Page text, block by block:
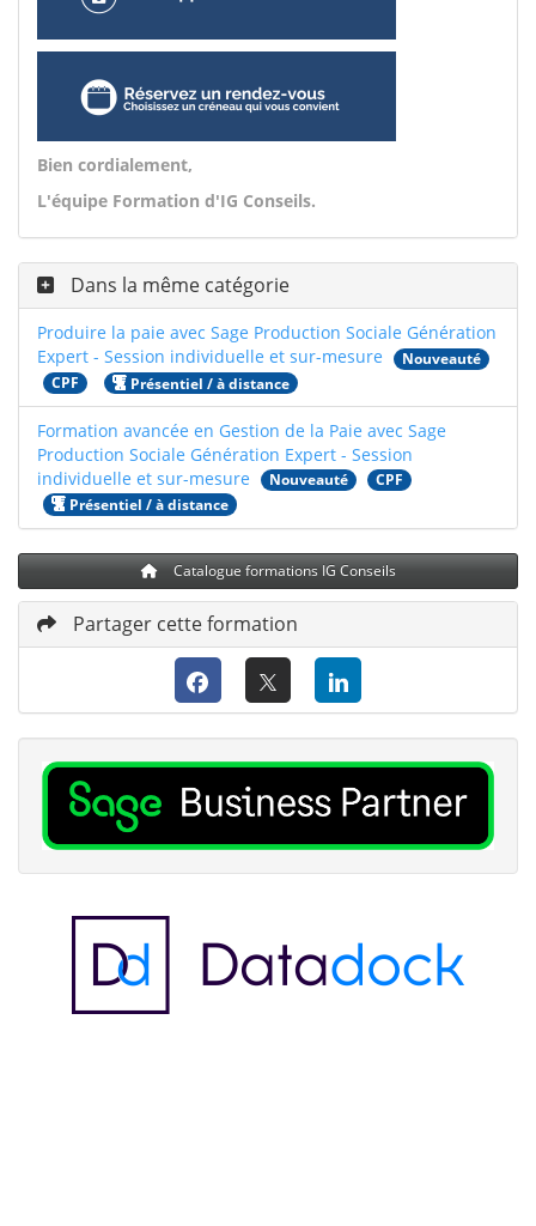
Bien cordialement,
L'équipe Formation d'IG Conseils.
Dans la même catégorie
Produire la paie avec Sage Production Sociale Génération
Expert - Session individuelle et sur-mesure
Nouveauté
CPF
Présentiel / à distance
Formation avancée en Gestion de la Paie avec Sage
Production Sociale Génération Expert - Session
individuelle et sur-mesure
Nouveauté
CPF
Présentiel / à distance
Catalogue formations IG Conseils
Partager cette formation